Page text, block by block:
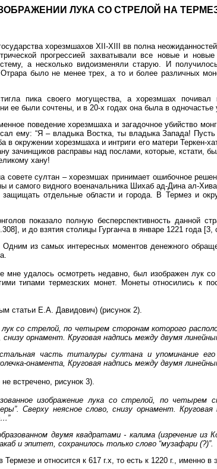
ЛУКА СО СТРЕЛОЙ НА
хорезмшахов XII-XIII вв полна
прогрессией захватывали все новые и
а несколько видоизменяли старую. И
было не менее трех, а то и более различных
пика своего могущества, а хорезмшах почивал
ее были сочтены, и в 20-х годах она была в
поведение хорезмшаха и загадочное убийство
ему: “Я – владыка Востка, ты владыка Запада!
в окружении хорезмшаха и интриги его матери Теркен-
зачинщиков расправы над послами, которые, кстати,
хану!
совете султан – хорезмшах принимает ошибочное
самого видного военачальника Шихаб ад-Дина ал-
отдельные области и города. В Термез и
показало полную бесперспективность данной
и до взятия столицы Гурганча в январе 1221 года
из самых интересных моментов денежного
мне удалось осмотреть недавно, был изображен лук
типами термезских монет. Монеты относились к
статьи Е.А. Давидович) (рисунок 2).
со стрелой, по четырем сторонам которого
снизу орнамент. Круговая надпись между двумя
часть титалуры султана и упоминание
онамента, Круговая надпись между двумя
встречено, рисунок 3).
изображение лука со стрелой, по четырем
Сверху неясное слово, снизу орнамент.
двумя квадратами - калима (изречение из
и эпитет, сохранилось только слово “музафари (?)”.
и относится к 617 г.х, то есть к 1220 г., именно